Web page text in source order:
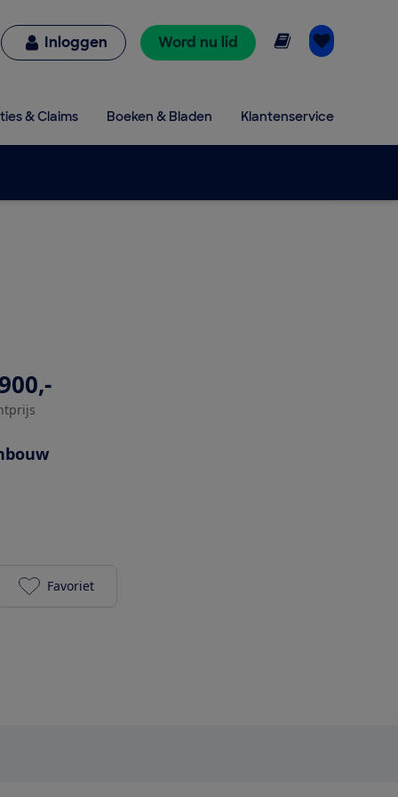
Inloggen Word nu lid Online lezen
& Claims Boeken & Bladen Klantenservice
AEG OAB6I82EF toevoegen aan je favorieten
Favoriet